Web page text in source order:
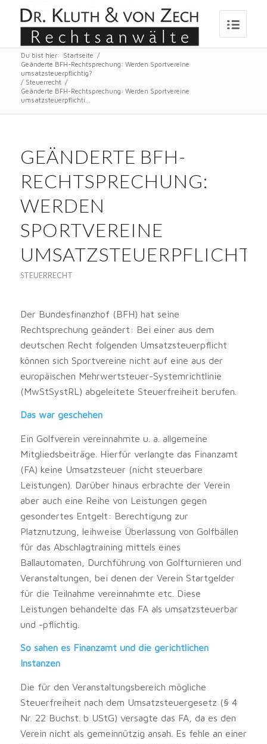
Du bist hier: Startseite
/
Geänderte BFH-Rechtsprechung: Werden Sportvereine
umsatzsteuerpflichtig?
/ Steuerrecht /
Geänderte BFH-Rechtsprechung: Werden Sportvereine
umsatzsteuerpflichti...
GEÄNDERTE BFH-
RECHTSPRECHUNG:
WERDEN
SPORTVEREINE
STEUERRECHT
Der Bundesfinanzhof (BFH) hat seine
Rechtsprechung geändert: Bei einer aus dem
deutschen Recht folgenden Umsatzsteuerpflicht
können sich Sportvereine nicht auf eine aus der
europäischen Mehrwertsteuer-Systemrichtlinie
(MwStSystRL) abgeleitete Steuerfreiheit berufen.
Das war geschehen
Ein Golfverein vereinnahmte u. a. allgemeine
Mitgliedsbeiträge. Hierfür verlangte das Finanzamt
(FA) keine Umsatzsteuer (nicht steuerbare
Leistungen). Darüber hinaus erbrachte der Verein
aber auch eine Reihe von Leistungen gegen
gesondertes Entgelt: Berechtigung zur
Platznutzung, leihweise Überlassung von Golfbällen
für das Abschlagtraining mittels eines
Ballautomaten, Durchführung von Golfturnieren und
Veranstaltungen, bei denen der Verein Startgelder
für die Teilnahme vereinnahmte etc. Diese
Leistungen behandelte das FA als umsatzsteuerbar
und -pflichtig.
So sahen es Finanzamt und die gerichtlichen
Instanzen
Die für den Veranstaltungsbereich mögliche
Steuerfreiheit nach dem Umsatzsteuergesetz (§ 4
Nr. 22 Buchst. b UStG) versagte das FA, da es den
Verein nicht als gemeinnützig ansah. Es fehle an einer